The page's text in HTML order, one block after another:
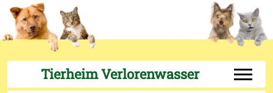
Tierheim Verlorenwasser Off-